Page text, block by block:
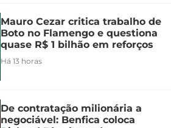
Mauro Cezar critica trabalho de
Boto no Flamengo e questiona
quase R$ 1 bilhão em reforços
Há 13 horas
De contratação milionária a
negociável: Benfica coloca